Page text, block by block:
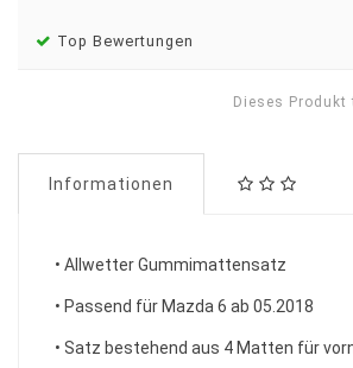
Top Bewertungen
Dieses Produkt
Informationen
• Allwetter Gummimattensatz
• Passend für Mazda 6 ab 05.2018
• Satz bestehend aus 4 Matten für